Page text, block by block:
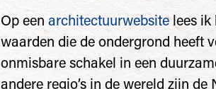
Op een architectuurwebsitelees ik
waarden die de ondergrond heeft
onmisbare schakel in een
andere regio’s in de wereld zijn